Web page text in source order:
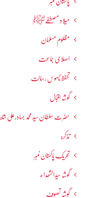
میلاد مصطفےٰﷺ
مظلوم مسلمان
اصلاحی جماعت
تحفظ ناموسِ رسالت
گوشہ اقبال
حضرت سلطان سید محمد بہادرعلی شاہ
تذکرہ
تحریکِ پاکستان نمبر
گوشہ سیدالشھداء
گوشہ تصوف